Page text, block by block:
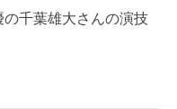
千葉雄大さんの演技